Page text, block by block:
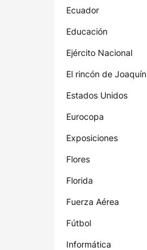
Ecuador
Educación
Ejército Nacional
El rincón de Joaquín
Estados Unidos
Eurocopa
Exposiciones
Flores
Florida
Fuerza Aérea
Fútbol
Informática